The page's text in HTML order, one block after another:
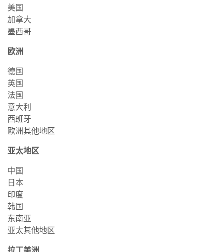
美国
加拿大
墨西哥
欧洲
德国
英国
法国
意大利
西班牙
欧洲其他地区
亚太地区
中国
日本
印度
韩国
东南亚
亚太其他地区
拉丁美洲